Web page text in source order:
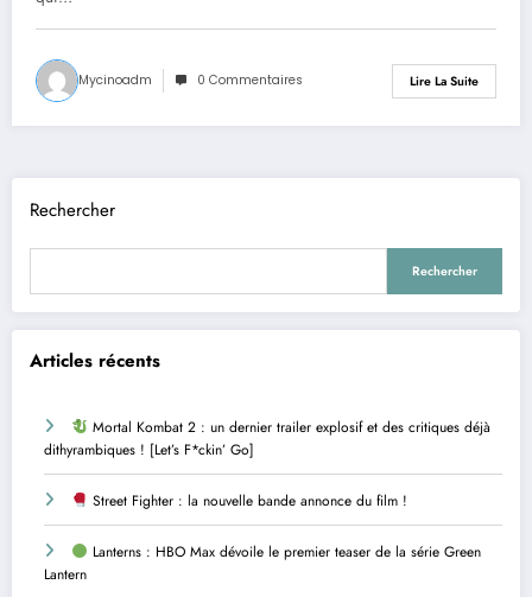
Mycinoadm 0 Commentaires Lire La Suite
Rechercher
Rechercher
Articles récents
Mortal Kombat 2 : un dernier trailer explosif et des critiques déjà
dithyrambiques ! [Let’s F*ckin’ Go]
Street Fighter : la nouvelle bande annonce du film !
Lanterns : HBO Max dévoile le premier teaser de la série Green
Lantern